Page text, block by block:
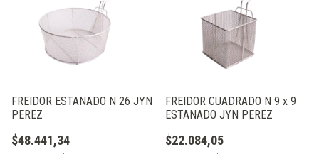
FREIDOR ESTANADO N 26 JYN
PEREZ
$48.441,34
FREIDOR CUADRADO N 9 x 9
ESTANADO JYN PEREZ
$22.084,05